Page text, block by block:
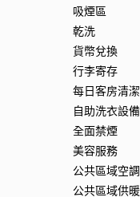
吸煙區
乾洗
貨幣兌換
行李寄存
每日客房清潔
自助洗衣設備
全面禁煙
美容服務
公共區域空調
公共區域供暖